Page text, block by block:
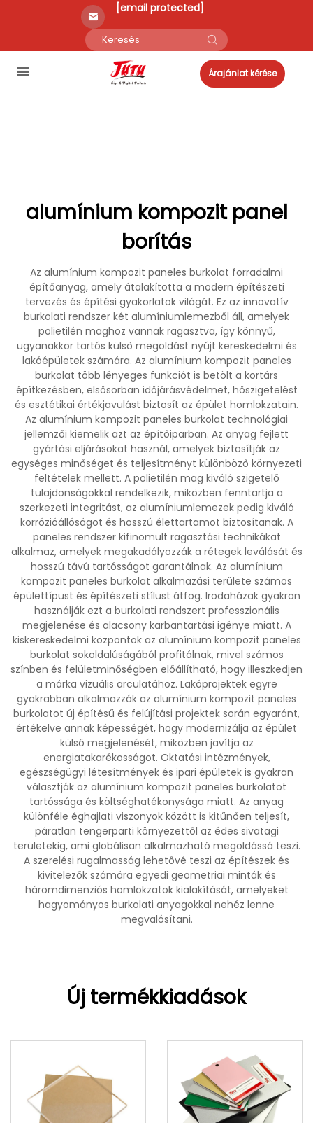
[email protected]
Árajánlat kérése
alumínium kompozit panel
borítás
Az alumínium kompozit paneles burkolat forradalmi
építőanyag, amely átalakította a modern építészeti
tervezés és építési gyakorlatok világát. Ez az innovatív
burkolati rendszer két alumíniumlemezből áll, amelyek
polietilén maghoz vannak ragasztva, így könnyű,
ugyanakkor tartós külső megoldást nyújt kereskedelmi és
lakóépületek számára. Az alumínium kompozit paneles
burkolat több lényeges funkciót is betölt a kortárs
építkezésben, elsősorban időjárásvédelmet, hőszigetelést
és esztétikai értékjavulást biztosít az épület homlokzatain.
Az alumínium kompozit paneles burkolat technológiai
jellemzői kiemelik azt az építőiparban. Az anyag fejlett
gyártási eljárásokat használ, amelyek biztosítják az
egységes minőséget és teljesítményt különböző környezeti
feltételek mellett. A polietilén mag kiváló szigetelő
tulajdonságokkal rendelkezik, miközben fenntartja a
szerkezeti integritást, az alumíniumlemezek pedig kiváló
korrózióállóságot és hosszú élettartamot biztosítanak. A
paneles rendszer kifinomult ragasztási technikákat
alkalmaz, amelyek megakadályozzák a rétegek leválását és
hosszú távú tartósságot garantálnak. Az alumínium
kompozit paneles burkolat alkalmazási területe számos
épülettípust és építészeti stílust átfog. Irodaházak gyakran
használják ezt a burkolati rendszert professzionális
megjelenése és alacsony karbantartási igénye miatt. A
kiskereskedelmi központok az alumínium kompozit paneles
burkolat sokoldalúságából profitálnak, mivel számos
színben és felületminőségben előállítható, hogy illeszkedjen
a márka vizuális arculatához. Lakóprojektek egyre
gyakrabban alkalmazzák az alumínium kompozit paneles
burkolatot új építésű és felújítási projektek során egyaránt,
értékelve annak képességét, hogy modernizálja az épület
külső megjelenését, miközben javítja az
energiatakarékosságot. Oktatási intézmények,
egészségügyi létesítmények és ipari épületek is gyakran
választják az alumínium kompozit paneles burkolatot
tartóssága és költséghatékonysága miatt. Az anyag
különféle éghajlati viszonyok között is kitűnően teljesít,
páratlan tengerparti környezettől az édes sivatagi
területekig, ami globálisan alkalmazható megoldássá teszi.
A szerelési rugalmasság lehetővé teszi az építészek és
kivitelezők számára egyedi geometriai minták és
háromdimenziós homlokzatok kialakítását, amelyeket
hagyományos burkolati anyagokkal nehéz lenne
megvalósítani.
Új termékkiadások